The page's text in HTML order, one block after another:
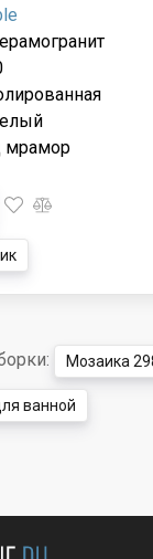
мрамор
Мозаика
ванной